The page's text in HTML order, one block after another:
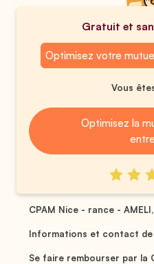
Gratuit et
Optimisez votre
Vous
Optimisez la
CPAM Nice - rance -
Informations et contact de
Se faire rembourser par la